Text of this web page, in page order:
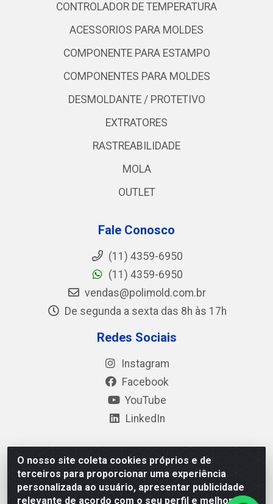
O nosso site coleta cookies próprios e de
terceiros para proporcionar uma experiência
personalizada ao usuário, apresentar publicidade
relevante de acordo com o seu perfil e melhorar a
CONTROLADOR DE TEMPERATURA
ACESSORIOS PARA MOLDES
COMPONENTE PARA ESTAMPO
COMPONENTES PARA MOLDES
DESMOLDANTE / PROTETIVO
EXTRATORES
RASTREABILIDADE
MOLA
OUTLET
Fale Conosco
(11) 4359-6950
(11) 4359-6950
vendas@polimold.com.br
De segunda a sexta das 8h às 17h
Redes Sociais
Instagram
Facebook
YouTube
LinkedIn
Polimold Industrial Ltda - Estrada dos Casa, 4585 – São
Bernardo do Campo / SP – CEP: 09.840-000 - CNPJ
44.106.466/0001-41